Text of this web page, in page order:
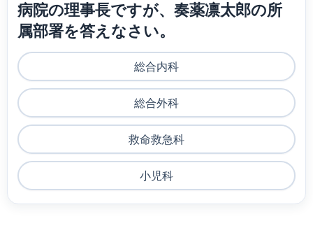
病院の理事長ですが、奏薬凛太郎の所
属部署を答えなさい。
総合内科
総合外科
救命救急科
小児科